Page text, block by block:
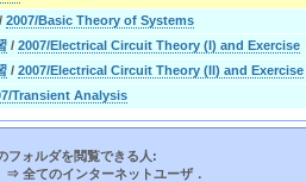
/ 2007/Basic Theory of Systems
/ 2007/Electrical Circuit Theory (I) and Exercise
/ 2007/Electrical Circuit Theory (II) and Exercise
Transient Analysis
フォルダを閲覧できる人:
⇒ 全てのインターネットユーザ．